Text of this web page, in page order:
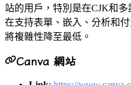
站的用戶，特別是在CJK和
在支持表單、嵌入、分析和
將複雜性降至最低。
Canva 網站